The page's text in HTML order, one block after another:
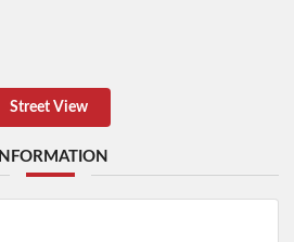
Street View
INFORMATION